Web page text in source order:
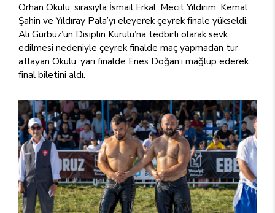
Orhan Okulu, sırasıyla İsmail Erkal, Mecit Yıldırım, Kemal
Şahin ve Yıldıray Pala’yı eleyerek çeyrek finale yükseldi.
Ali Gürbüz’ün Disiplin Kurulu’na tedbirli olarak sevk
edilmesi nedeniyle çeyrek finalde maç yapmadan tur
atlayan Okulu, yarı finalde Enes Doğan’ı mağlup ederek
final biletini aldı.